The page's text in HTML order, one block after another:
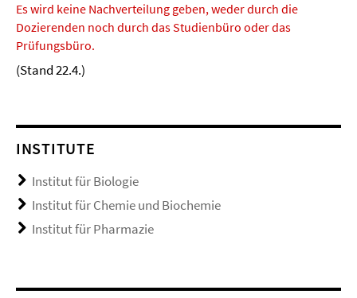
Es wird keine Nachverteilung geben, weder durch die
Dozierenden noch durch das Studienbüro oder das
Prüfungsbüro.
(Stand 22.4.)
INSTITUTE
Institut für Biologie
Institut für Chemie und Biochemie
Institut für Pharmazie